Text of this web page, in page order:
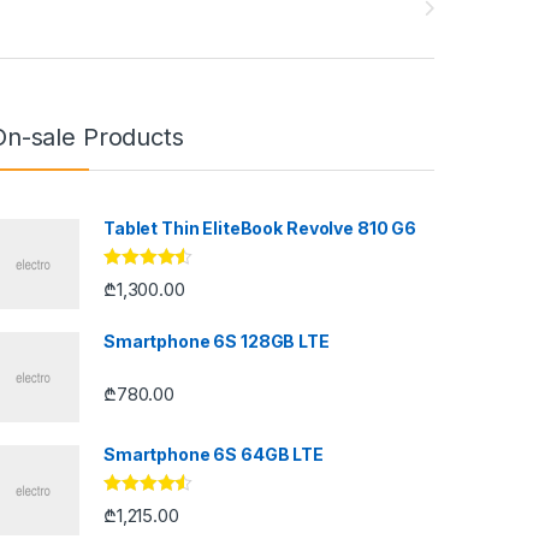
sale Products
Tablet Thin EliteBook Revolve 810 G6
შეფასება
4.33, 5-
₾1,300.00
Smartphone 6S 128GB LTE
₾780.00
Smartphone 6S 64GB LTE
შეფასება
4.33, 5-
₾1,215.00